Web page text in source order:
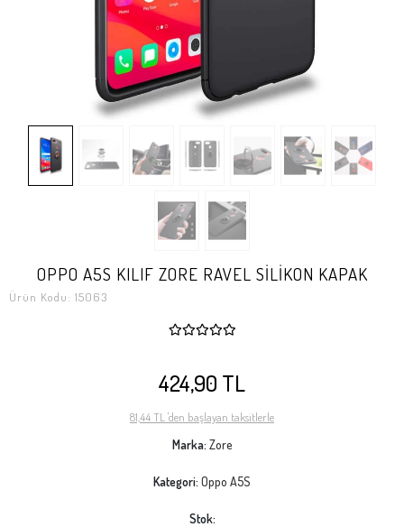
OPPO A5S KILIF ZORE RAVEL SİLİKON KAPAK
Ürün Kodu: 15063
424,90 TL
81,44 TL 'den başlayan taksitlerle
Marka: Zore
Kategori: Oppo A5S
Stok: